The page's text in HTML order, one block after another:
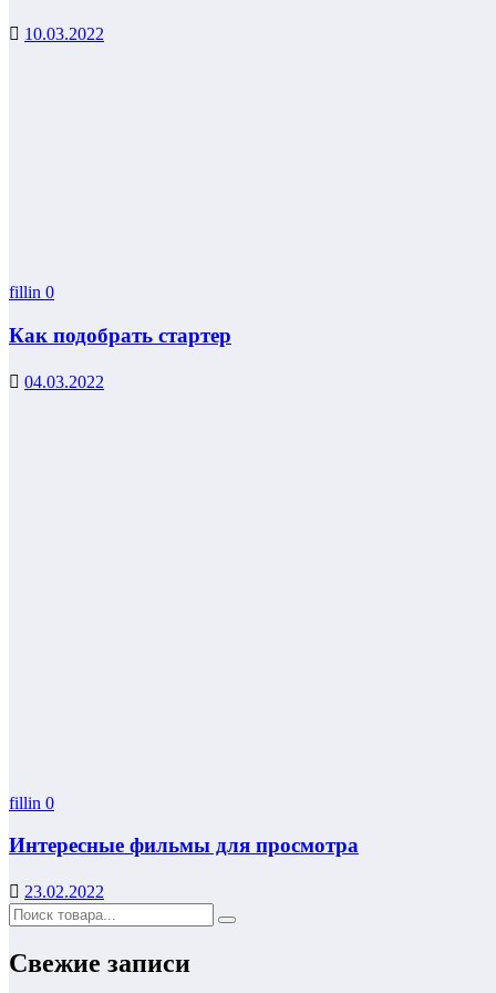
10.03.2022
fillin 0
Как подобрать стартер
04.03.2022
fillin 0
Интересные фильмы для просмотра
23.02.2022
Свежие записи